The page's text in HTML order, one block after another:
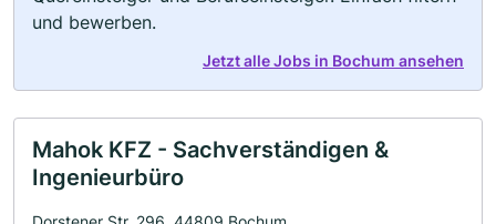
und bewerben.
Jetzt alle Jobs in Bochum ansehen
Mahok KFZ - Sachverständigen &
Ingenieurbüro